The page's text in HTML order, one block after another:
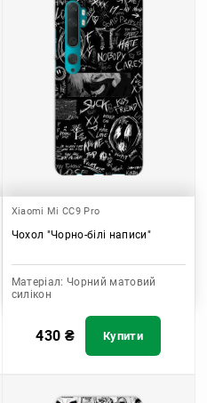
Xiaomi Mi CC9 Pro
Чохол "Чорно-білі написи"
Матеріал: Чорний матовий
силікон
430 ₴ Купити